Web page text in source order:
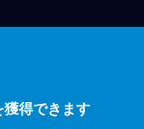
得できます